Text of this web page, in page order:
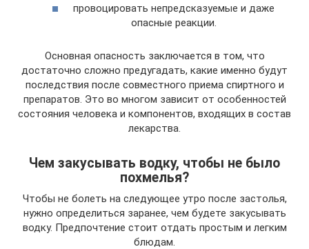
провоцировать непредсказуемые и даже
опасные реакции.
Основная опасность заключается в том, что
достаточно сложно предугадать, какие именно будут
последствия после совместного приема спиртного и
препаратов. Это во многом зависит от особенностей
состояния человека и компонентов, входящих в состав
лекарства.
Чем закусывать водку, чтобы не было
похмелья?
Чтобы не болеть на следующее утро после застолья,
нужно определиться заранее, чем будете закусывать
водку. Предпочтение стоит отдать простым и легким
блюдам.